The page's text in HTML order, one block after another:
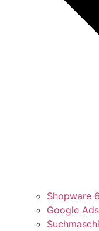
Shopware
Google